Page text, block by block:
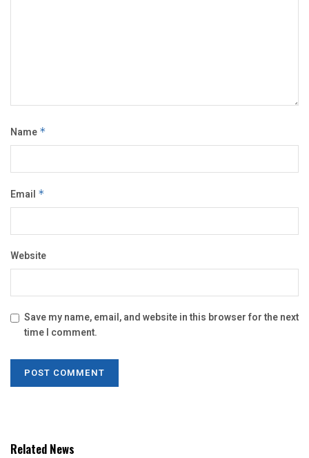
Name *
Email *
Website
Save my name, email, and website in this browser for the next
time I comment.
Related News